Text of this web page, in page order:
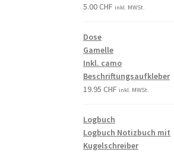
5.00CHF inkl. MWSt.
Dose
Gamelle
Inkl. camo
Beschriftungsaufkleber
19.95CHF inkl. MWSt.
Logbuch
Logbuch Notizbuch mit
Kugelschreiber